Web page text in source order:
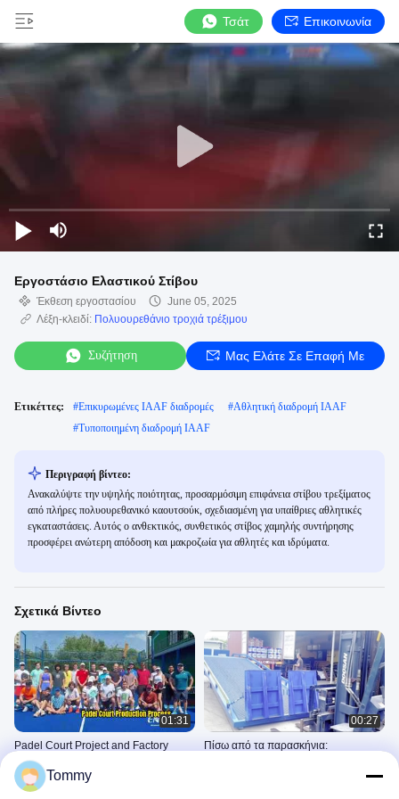
Τσάτ Επικοινωνία
Εργοστάσιο Ελαστικού Στίβου
Έκθεση εργοστασίου
June 05, 2025
Λέξη-κλειδί: Πολυουρεθάνιο τροχιά τρέξιμου
Συζήτηση Μας Ελάτε Σε Επαφή Με
Ετικέττες: #Επικυρωμένες IAAF διαδρομές #Αθλητική διαδρομή IAAF
#Τυποποιημένη διαδρομή IAAF
Περιγραφή βίντεο:
Ανακαλύψτε την υψηλής ποιότητας, προσαρμόσιμη επιφάνεια στίβου τρεξίματος
από πλήρες πολυουρεθανικό καουτσούκ, σχεδιασμένη για υπαίθριες αθλητικές
εγκαταστάσεις. Αυτός ο ανθεκτικός, συνθετικός στίβος χαμηλής συντήρησης
προσφέρει ανώτερη απόδοση και μακροζωία για αθλητές και ιδρύματα.
Σχετικά Βίντεο
01:31
Padel Court Project and Factory
Show
Έκθεση Εργοστασίου
00:27
Πίσω από τα παρασκήνια:
Tommy